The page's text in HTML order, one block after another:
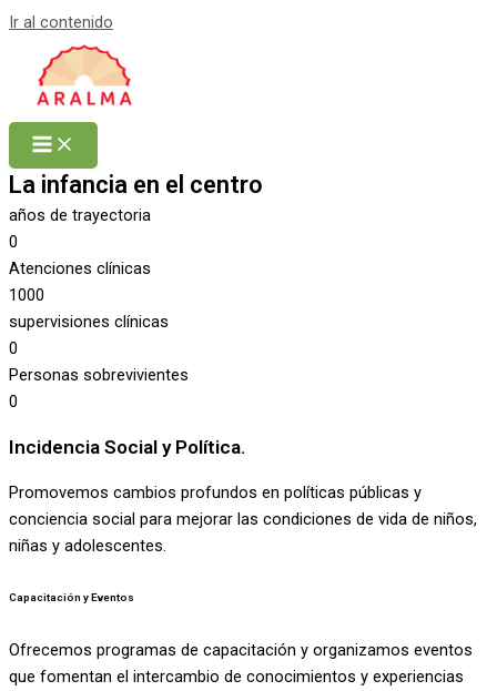
Ir al contenido
La infancia en el centro
años de trayectoria
0
Atenciones clínicas
1000
supervisiones clínicas
0
Personas sobrevivientes
0
Incidencia Social y Política.
Promovemos cambios profundos en políticas públicas y
conciencia social para mejorar las condiciones de vida de niños,
niñas y adolescentes.
Capacitación y Eventos
Ofrecemos programas de capacitación y organizamos eventos
que fomentan el intercambio de conocimientos y experiencias